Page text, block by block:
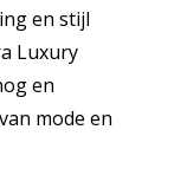
en stijl
Luxury
en
mode en